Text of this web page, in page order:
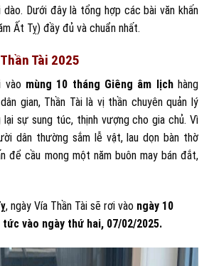
Dưới đây là tổng hợp các bài văn khấn
Ất Tỵ) đầy đủ và chuẩn nhất.
Tài 2025
vào mùng 10 tháng Giêng âm lịchhàng
gian, Thần Tài là vị thần chuyên quản lý
sự sung túc, thịnh vượng cho gia chủ. Vì
dân thường sắm lễ vật, lau dọn bàn thờ
để cầu mong một năm buôn may bán đắt,
, ngày Vía Thần Tài sẽ rơi vào ngày 10
vào ngày thứ hai, 07/02/2025.